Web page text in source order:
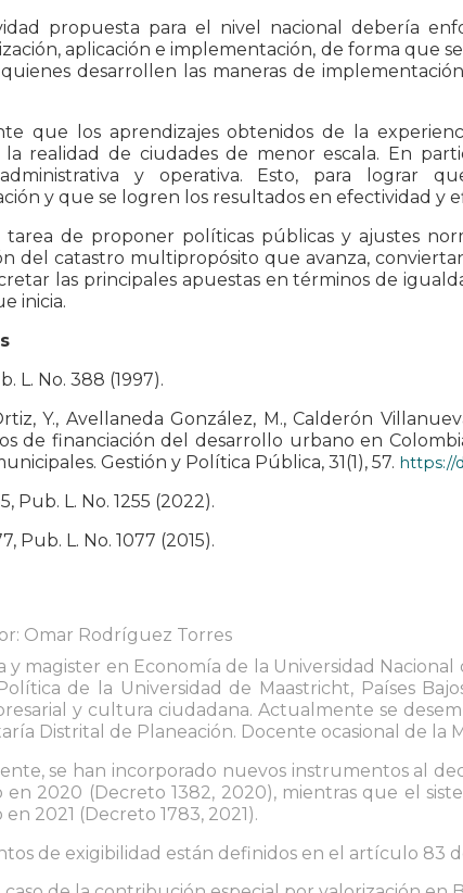
propuesta para el nivel nacional debería
aplicación e implementación, de forma que
desarrollen las maneras de
que los aprendizajes obtenidos de la
la realidad de ciudades de menor escala. En
administrativa y operativa. Esto, para lograr
y que se logren los resultados en efectividad y
tarea de proponer políticas públicas y ajustes
del catastro multipropósito que avanza,
las principales apuestas en términos de
inicia.
L. No. 388 (1997).
Y., Avellaneda González, M., Calderón
de financiación del desarrollo urbano en
Gestión y Política Pública, 31(1), 57. https://
Pub. L. No. 1255 (2022).
Pub. L. No. 1077 (2015).
Omar Rodríguez Torres
y magister en Economía de la Universidad
de la Universidad de Maastricht, Países
y cultura ciudadana. Actualmente se
Distrital de Planeación. Docente ocasional de la
se han incorporado nuevos instrumentos al
en 2020 (Decreto 1382, 2020), mientras que el
2021 (Decreto 1783, 2021).
de exigibilidad están definidos en el artículo 83